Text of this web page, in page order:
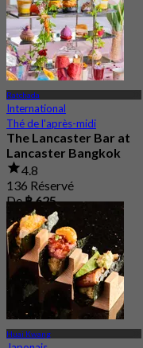
Ratchada
International
Thé de l'après-midi
The Lancaster Bar at
Lancaster Bangkok
4.8
136 Réservé
De฿ 625
Huai Kwang